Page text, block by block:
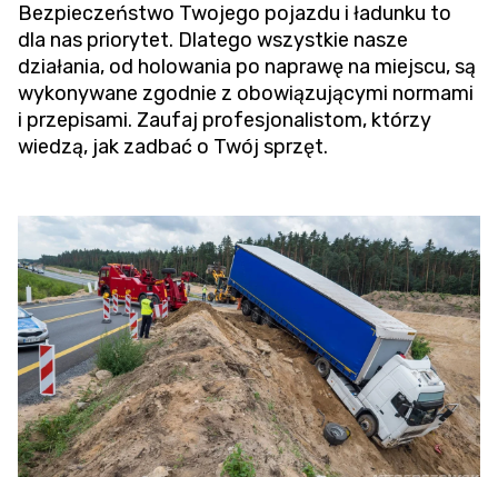
Bezpieczeństwo Twojego pojazdu i ładunku to
dla nas priorytet. Dlatego wszystkie nasze
działania, od holowania po naprawę na miejscu, są
wykonywane zgodnie z obowiązującymi normami
i przepisami. Zaufaj profesjonalistom, którzy
wiedzą, jak zadbać o Twój sprzęt.